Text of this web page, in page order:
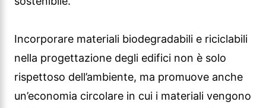
Incorporare materiali biodegradabili e riciclabili
nella progettazione degli edifici non è solo
rispettoso dell’ambiente, ma promuove anche
un’economia circolare in cui i materiali vengono